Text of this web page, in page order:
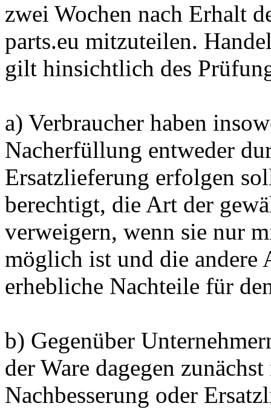
zwei Wochen nach Erhalt
parts.eu mitzuteilen.
gilt hinsichtlich des
a) Verbraucher haben
Nacherfüllung entweder
Ersatzlieferung erfolgen
berechtigt, die Art der
verweigern, wenn sie nur
möglich ist und die andere
erhebliche Nachteile für
b) Gegenüber
der Ware dagegen
Nachbesserung oder